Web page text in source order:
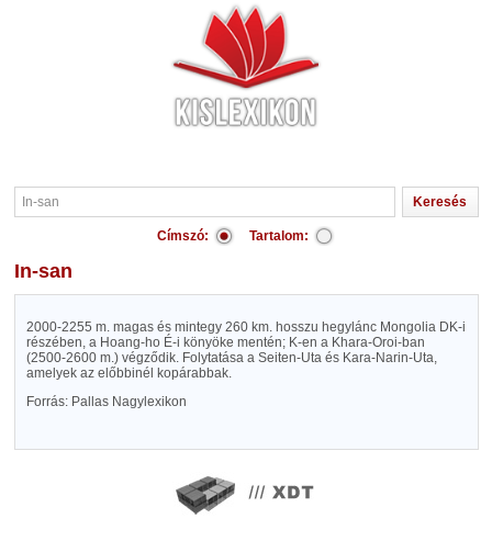
Címszó: Tartalom:
In-san
2000-2255 m. magas és mintegy 260 km. hosszu hegylánc Mongolia DK-i
részében, a Hoang-ho É-i könyöke mentén; K-en a Khara-Oroi-ban
(2500-2600 m.) végződik. Folytatása a Seiten-Uta és Kara-Narin-Uta,
amelyek az előbbinél kopárabbak.
Forrás: Pallas Nagylexikon